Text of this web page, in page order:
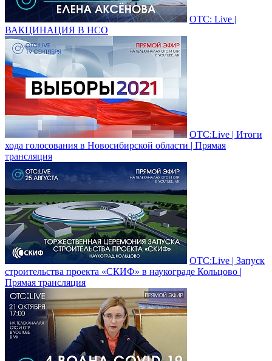
ОТС: Live |
ВАКЦИНАЦИЯ В НСО
ОТС:Live | Итоги
хода голосования в Новосибирской области | Прямая
трансляция
ОТС:Live | Запуск
строительства проекта «СКИФ» в наукограде Кольцово |
Прямая трансляция